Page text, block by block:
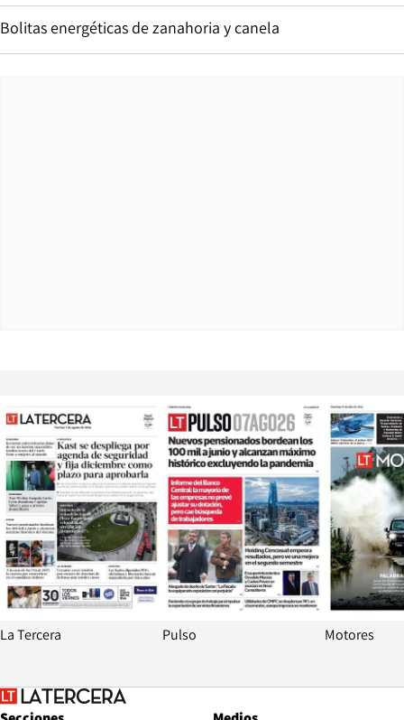
Bolitas energéticas de zanahoria y canela
Opens in new window
La Tercera
Opens in
Pulso Motores